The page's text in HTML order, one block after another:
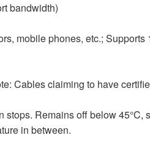
bandwidth)
mobile phones, etc.; Supports
Cables claiming to have
Remains off below 45°C,
in between.